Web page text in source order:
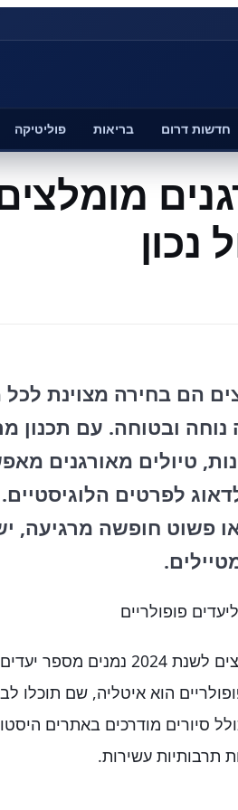
חדשות דרום בריאות פוליטיקה
נכון
הם בחירה מצוינת לכל
ובטוחה. עם תכנון
טיולים מאורגנים
לפרטים
פשוט חופשה מרגיעה,
פופולריים
בין הטיולים המאורגנים המומלצים
הוא איטליה, שם תוכלו
סיורים מודרכים באתרים
תרבותיות עשירות.